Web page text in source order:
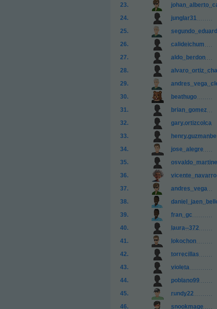
junglar31
calideichum
aldo_berdon
beathugo
brian_gomez
gary.ortizcolca
jose_alegre
vicente_navarro
andres_vega
fran_gc
laura--372
lokochon
torrecillas
violeta
poblano99
rundy22
snookmage